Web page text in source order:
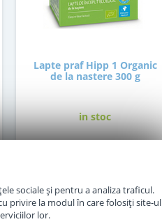
Lapte praf Hipp 1 Organic
de la nastere 300 g
in stoc
Adauga in cos
sociale și pentru a analiza traficul.
privire la modul în care folosiți site-ul
lor.